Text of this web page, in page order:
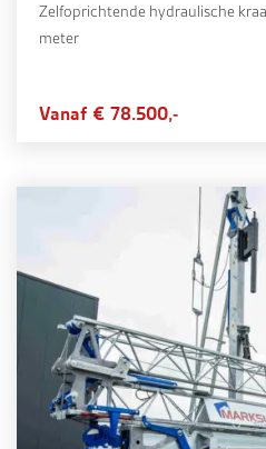
Zelfoprichtende hydraulische
meter
Vanaf € 78.500,-